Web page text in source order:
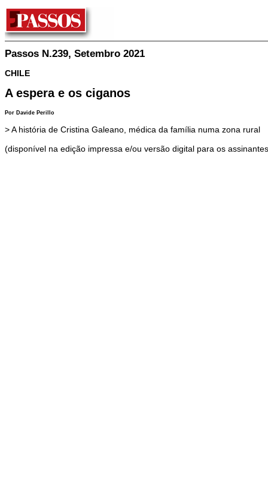
Passos N.239, Setembro 2021
CHILE
A espera e os ciganos
Por Davide Perillo
> A história de Cristina Galeano, médica da família numa zona rural
(disponível na edição impressa e/ou versão digital para os